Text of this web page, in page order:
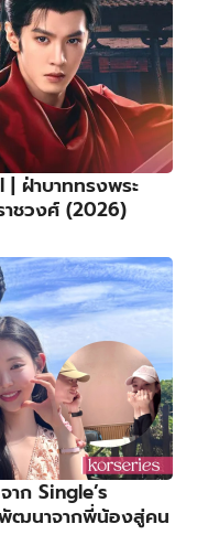
ฝ่าบาททรงพระ
ชวงศ์ (2026)
าก Single’s
ฒนาจากพี่น้องสู่คน